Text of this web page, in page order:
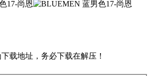
载地址，务必下载在解压！